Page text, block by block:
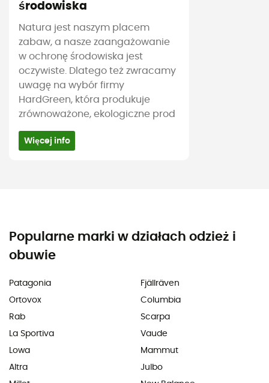
środowiska
Natura jest naszym placem
zabaw, a nasze zaangażowanie
w ochronę środowiska jest
oczywiste. Dlatego też zwracamy
uwagę na wybór firmy
HardGreen, która produkuje
zrównoważone, ekologiczne prod
Więcej info
Popularne marki w działach odzież i
obuwie
Patagonia
Ortovox
Rab
La Sportiva
Lowa
Altra
Fjällräven
Columbia
Scarpa
Vaude
Mammut
Julbo